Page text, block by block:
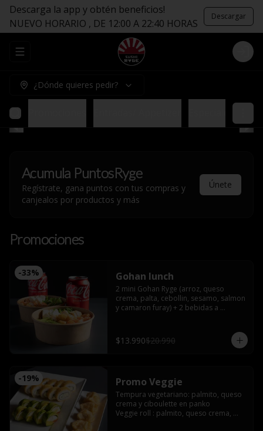
Descarga la app y obtén beneficios!
NUEVO HORARIO , DE 12:00 A 22:40 HORAS
Descargar
Abrir menu de navegación Login
¿Dónde quieres pedir?
Acumula PuntosRyge
Regístrate, gana puntos con tus compras y
canjealos por productos y más
Únete
Promociones
-33% Gohan lunch
2 mini Gohan Ryge (arroz, queso
crema, palta, cebollin, sesamo, salmon
y camaron furay) + 2 bebidas a
$13.990$20.990
-19% Promo Veggie
Tempura vegetariano: palmito, queso
crema y ciboulette en panko
Veggie roll : palmito, queso crema,